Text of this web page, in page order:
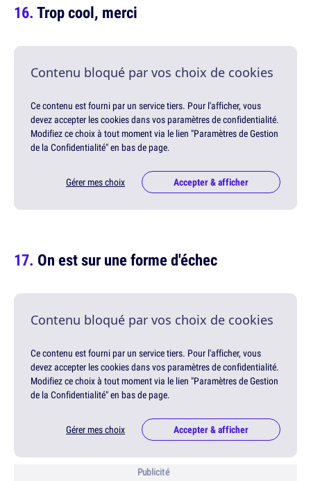
Trop cool, merci
Contenu bloqué par vos choix de cookies
Ce contenu est fourni par un service tiers. Pour l'afficher, vous
devez accepter les cookies dans vos paramètres de confidentialité.
Modifiez ce choix à tout moment via le lien "Paramètres de Gestion
de la Confidentialité" en bas de page.
Gérer mes choix Accepter & afficher
On est sur une forme d'échec
Contenu bloqué par vos choix de cookies
Ce contenu est fourni par un service tiers. Pour l'afficher, vous
devez accepter les cookies dans vos paramètres de confidentialité.
Modifiez ce choix à tout moment via le lien "Paramètres de Gestion
de la Confidentialité" en bas de page.
Gérer mes choix Accepter & afficher
Publicité